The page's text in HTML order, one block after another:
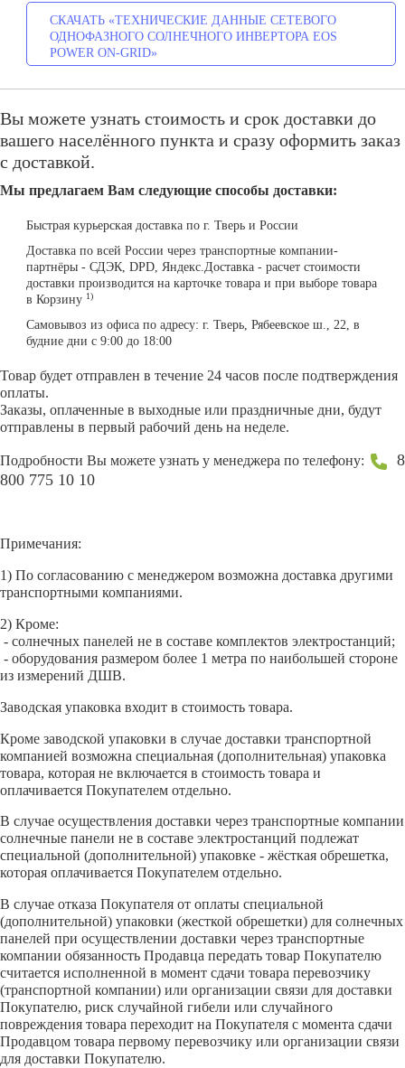
СКАЧАТЬ «ТЕХНИЧЕСКИЕ ДАННЫЕ СЕТЕВОГО
ОДНОФАЗНОГО СОЛНЕЧНОГО ИНВЕРТОРА EOS
POWER ON-GRID»
Вы можете узнать стоимость и срок доставки до
вашего населённого пункта и сразу оформить заказ
с доставкой.
Мы предлагаем Вам следующие способы доставки:
Быстрая курьерская доставка по г. Тверь и России
Доставка по всей России через транспортные компании-
партнёры - СДЭК, DPD, Яндекс.Доставка - расчет стоимости
доставки производится на карточке товара и при выборе товара
в Корзину 1)
Самовывоз из офиса по адресу: г. Тверь, Рябеевское ш., 22, в
будние дни с 9:00 до 18:00
Товар будет отправлен в течение 24 часов после подтверждения
оплаты.
Заказы, оплаченные в выходные или праздничные дни, будут
отправлены в первый рабочий день на неделе.
Подробности Вы можете узнать у менеджера по телефону:
8
800 775 10 10
Примечания:
1) По согласованию с менеджером возможна доставка другими
транспортными компаниями.
2) Кроме:
- солнечных панелей не в составе комплектов электростанций;
- оборудования размером более 1 метра по наибольшей стороне
из измерений ДШВ.
Заводская упаковка входит в стоимость товара.
Кроме заводской упаковки в случае доставки транспортной
компанией возможна специальная (дополнительная) упаковка
товара, которая не включается в стоимость товара и
оплачивается Покупателем отдельно.
В случае осуществления доставки через транспортные компании
солнечные панели не в составе электростанций подлежат
специальной (дополнительной) упаковке - жёсткая обрешетка,
которая оплачивается Покупателем отдельно.
В случае отказа Покупателя от оплаты специальной
(дополнительной) упаковки (жесткой обрешетки) для солнечных
панелей при осуществлении доставки через транспортные
компании обязанность Продавца передать товар Покупателю
считается исполненной в момент сдачи товара перевозчику
(транспортной компании) или организации связи для доставки
Покупателю, риск случайной гибели или случайного
повреждения товара переходит на Покупателя с момента сдачи
Продавцом товара первому перевозчику или организации связи
для доставки Покупателю.